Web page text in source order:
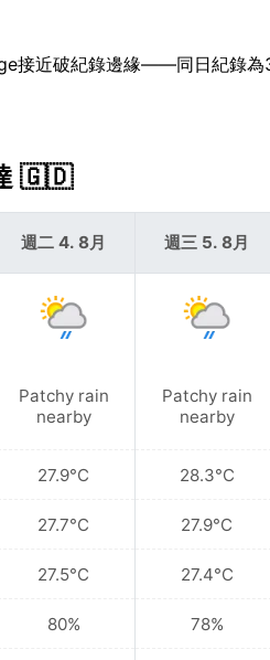
接近破紀錄邊緣——同日紀錄為
🇬🇩
週二 4. 8月
Patchy rain
nearby
27.9°C
27.7°C
27.5°C
80%
週三 5. 8月
Patchy rain
nearby
28.3°C
27.9°C
27.4°C
78%